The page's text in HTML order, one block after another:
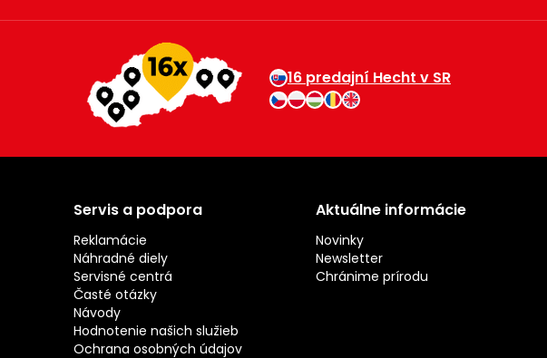
16 predajní Hecht v SR
Servis a podpora
Reklamácie
Náhradné diely
Servisné centrá
Časté otázky
Návody
Hodnotenie našich služieb
Ochrana osobných údajov
Aktuálne informácie
Novinky
Newsletter
Chránime prírodu